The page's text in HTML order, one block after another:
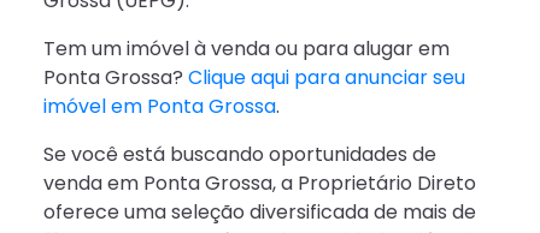
Tem um imóvel à venda ou para alugar em
Ponta Grossa? Clique aqui para anunciar seu
imóvel em Ponta Grossa.
Se você está buscando oportunidades de
venda em Ponta Grossa, a Proprietário Direto
oferece uma seleção diversificada de mais de